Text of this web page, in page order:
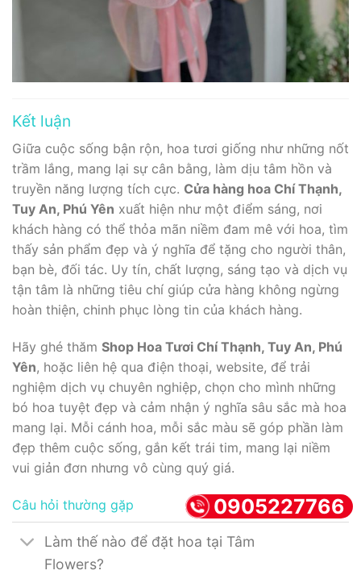
Kết luận
Giữa cuộc sống bận rộn, hoa tươi giống như những nốt
trầm lắng, mang lại sự cân bằng, làm dịu tâm hồn và
truyền năng lượng tích cực. Cửa hàng hoa Chí Thạnh,
Tuy An, Phú Yên xuất hiện như một điểm sáng, nơi
khách hàng có thể thỏa mãn niềm đam mê với hoa, tìm
thấy sản phẩm đẹp và ý nghĩa để tặng cho người thân,
bạn bè, đối tác. Uy tín, chất lượng, sáng tạo và dịch vụ
tận tâm là những tiêu chí giúp cửa hàng không ngừng
hoàn thiện, chinh phục lòng tin của khách hàng.
Hãy ghé thăm Shop Hoa Tươi Chí Thạnh, Tuy An, Phú
Yên, hoặc liên hệ qua điện thoại, website, để trải
nghiệm dịch vụ chuyên nghiệp, chọn cho mình những
bó hoa tuyệt đẹp và cảm nhận ý nghĩa sâu sắc mà hoa
mang lại. Mỗi cánh hoa, mỗi sắc màu sẽ góp phần làm
đẹp thêm cuộc sống, gắn kết trái tim, mang lại niềm
vui giản đơn nhưng vô cùng quý giá.
Câu hỏi thường gặp
Làm thế nào để đặt hoa tại Tâm
Flowers?
0905227766